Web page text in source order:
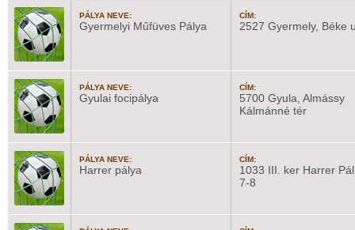
PÁLYA NEVE:
Gyermelyi Műfüves Pálya
CÍM:
2527 Gyermely, Béke
PÁLYA NEVE:
Gyulai focipálya
CÍM:
5700 Gyula, Almássy
Kálmánné tér
PÁLYA NEVE:
Harrer pálya
CÍM:
1033 III. ker Harrer
7-8